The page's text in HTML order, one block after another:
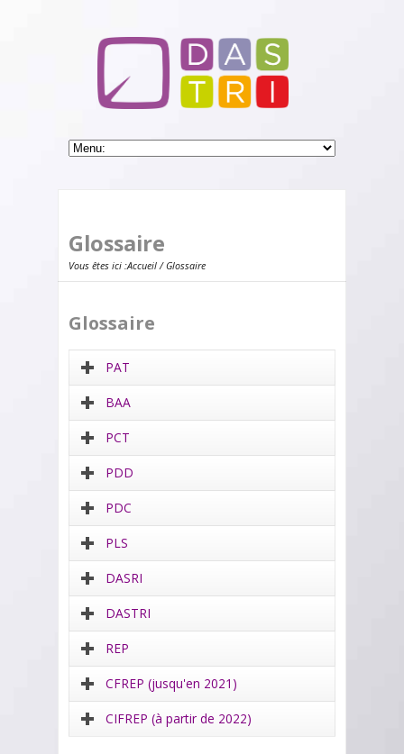
Glossaire
Vous êtes ici :Accueil/ Glossaire
Glossaire
PAT
BAA
PCT
PDD
PDC
PLS
DASRI
DASTRI
REP
CFREP (jusqu'en 2021)
CIFREP (à partir de 2022)